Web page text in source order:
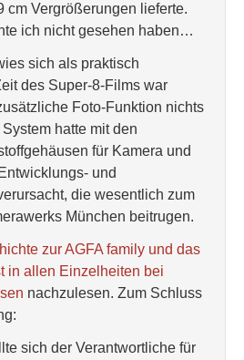
cm Vergrößerungen lieferte.
ich nicht gesehen haben…
sich als praktisch
des Super-8-Films war
Foto-Funktion nichts
hatte mit den
für Kamera und
und
die wesentlich zum
München beitrugen.
zur AGFA family und das
in allen Einzelheiten bei
nachzulesen. Zum Schluss
sich der Verantwortliche für